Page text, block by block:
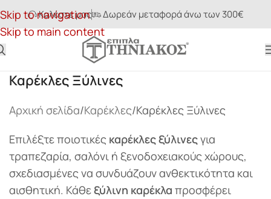
Skip to navigation
Skip to main content
Καλέστε μας Δωρεάν μεταφορά άνω των 300€
Καρέκλες Ξύλινες
Αρχική σελίδα Καρέκλες Καρέκλες Ξύλινες
Επιλέξτε ποιοτικές καρέκλες ξύλινεςγια
τραπεζαρία, σαλόνι ή ξενοδοχειακούς χώρους,
σχεδιασμένες να συνδυάζουν ανθεκτικότητα και
αισθητική. Κάθεξύλινη καρέκλα προσφέρει